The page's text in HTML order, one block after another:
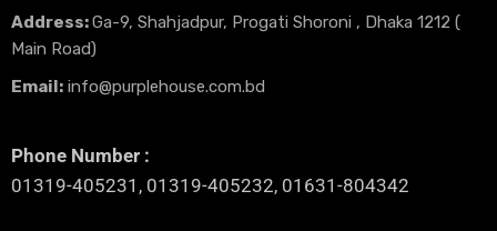
Address:Ga-9, Shahjadpur, Progati Shoroni , Dhaka 1212 (
Main Road)
Email: info@purplehouse.com.bd
Phone Number :
01319-405231, 01319-405232, 01631-804342